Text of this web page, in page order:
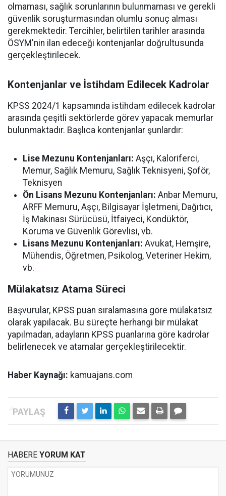
olmaması, sağlık sorunlarının bulunmaması ve gerekli
güvenlik soruşturmasından olumlu sonuç alması
gerekmektedir. Tercihler, belirtilen tarihler arasında
ÖSYM'nin ilan edeceği kontenjanlar doğrultusunda
gerçekleştirilecek.
Kontenjanlar ve İstihdam Edilecek Kadrolar
KPSS 2024/1 kapsamında istihdam edilecek kadrolar
arasında çeşitli sektörlerde görev yapacak memurlar
bulunmaktadır. Başlıca kontenjanlar şunlardır:
Lise Mezunu Kontenjanları: Aşçı, Kaloriferci,
Memur, Sağlık Memuru, Sağlık Teknisyeni, Şoför,
Teknisyen
Ön Lisans Mezunu Kontenjanları: Anbar Memuru,
ARFF Memuru, Aşçı, Bilgisayar İşletmeni, Dağıtıcı,
İş Makinası Sürücüsü, İtfaiyeci, Kondüktör,
Koruma ve Güvenlik Görevlisi, vb.
Lisans Mezunu Kontenjanları: Avukat, Hemşire,
Mühendis, Öğretmen, Psikolog, Veteriner Hekim,
vb.
Mülakatsız Atama Süreci
Başvurular, KPSS puan sıralamasına göre mülakatsız
olarak yapılacak. Bu süreçte herhangi bir mülakat
yapılmadan, adayların KPSS puanlarına göre kadrolar
belirlenecek ve atamalar gerçekleştirilecektir.
Haber Kaynağı: kamuajans.com
HABERE YORUM KAT